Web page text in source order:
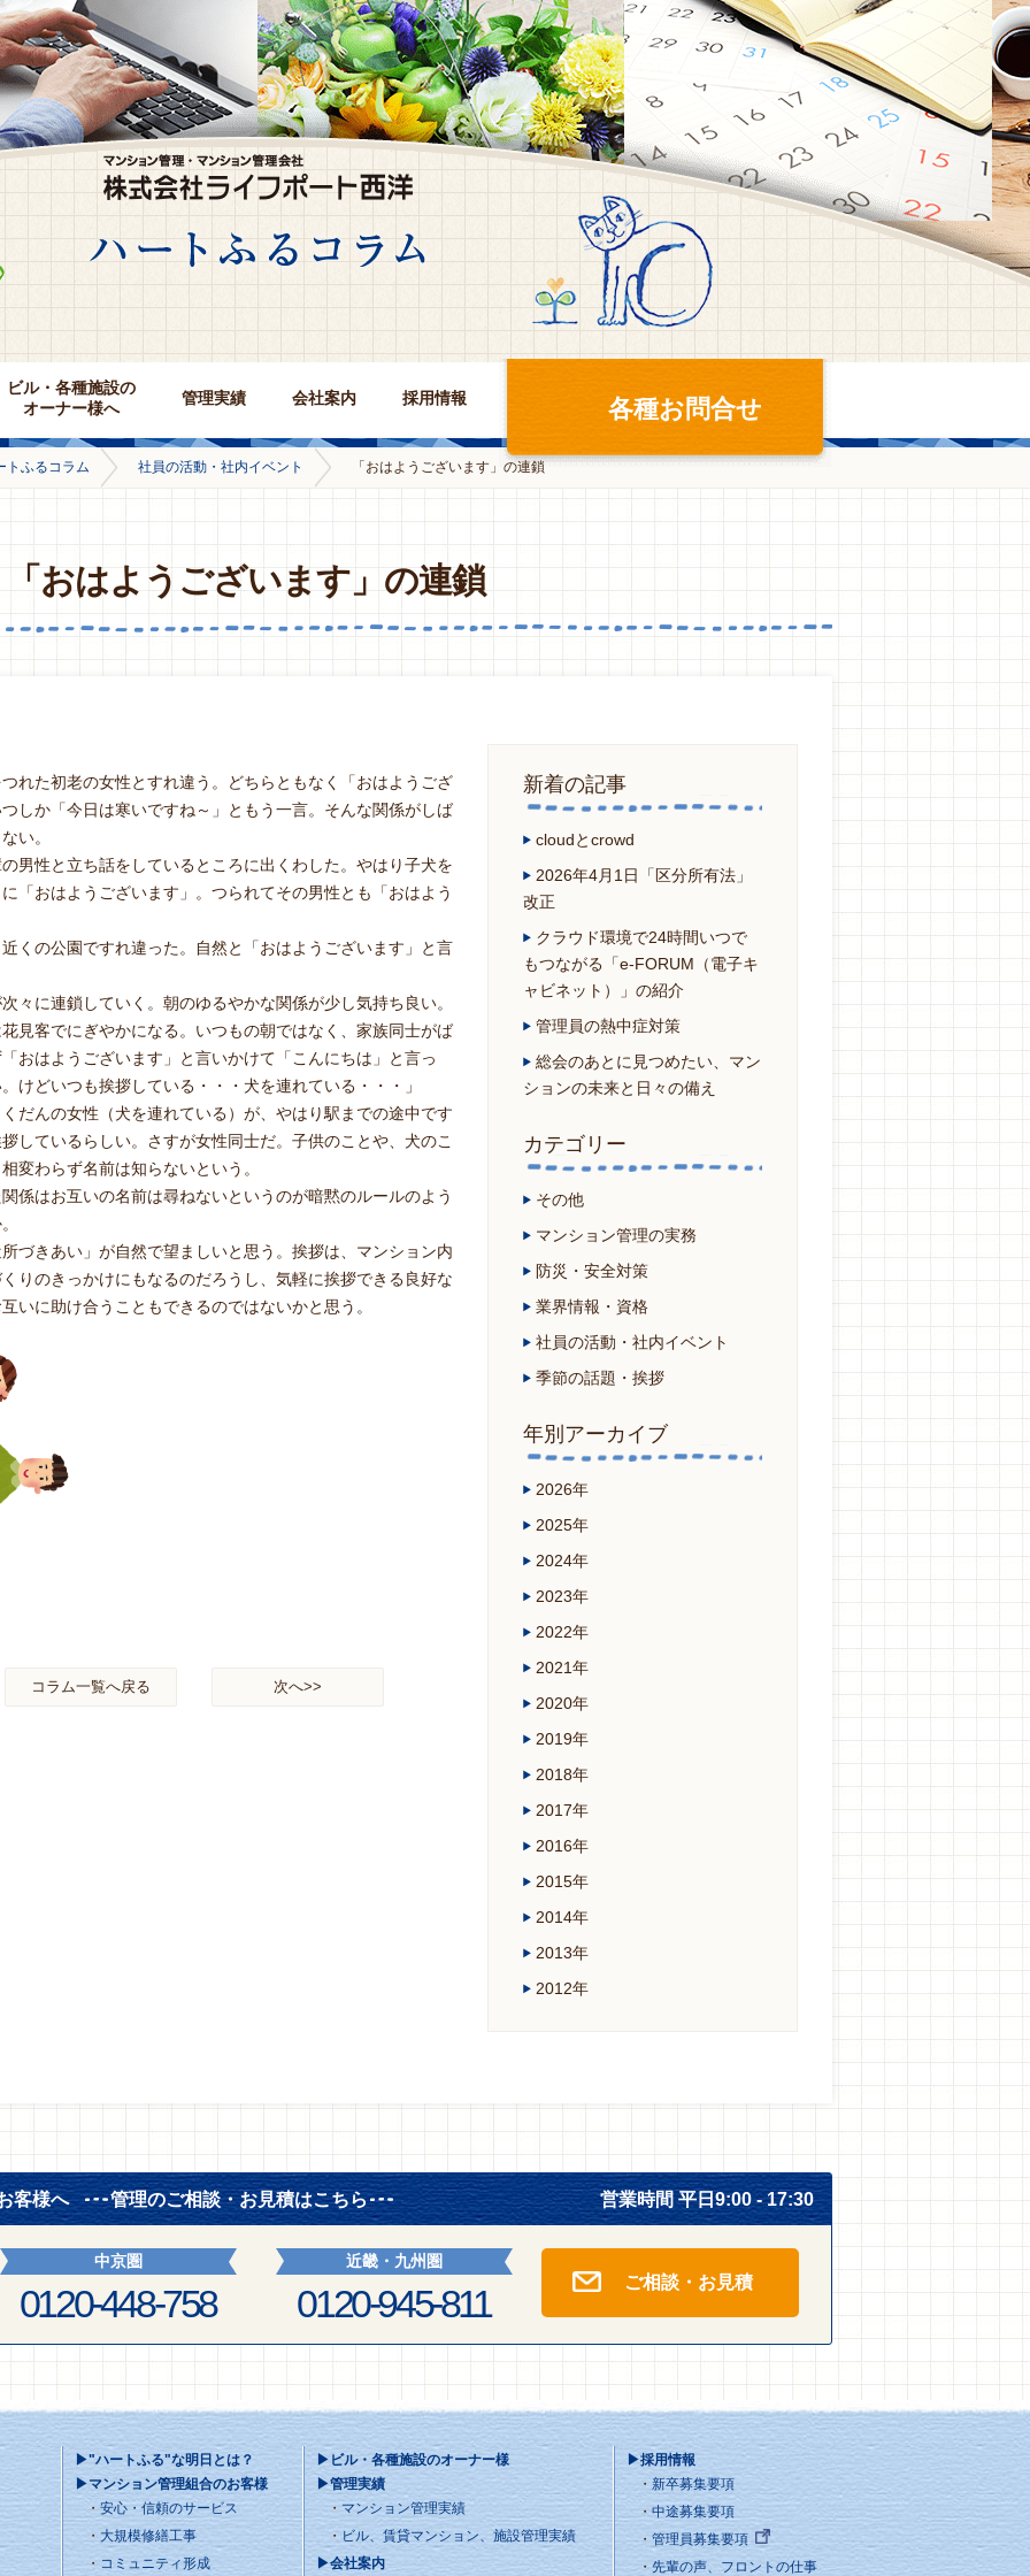
ビル・各種施設の
オーナー様へ
管理実績 会社案内 採用情報 各種お問合せ
トふるコラム 社員の活動・社内イベント 「おはようございます」の連鎖
「おはようございます」の連鎖
れた初老の女性とすれ違う。どちらともなく「おはようござ
しか「今日は寒いですね～」ともう一言。そんな関係がしば
い。
男性と立ち話をしているところに出くわした。やはり子犬を
「おはようございます」。つられてその男性とも「おはよう
くの公園ですれ違った。自然と「おはようございます」と言
々に連鎖していく。朝のゆるやかな関係が少し気持ち良い。
見客でにぎやかになる。いつもの朝ではなく、家族同士がば
おはようございます」と言いかけて「こんにちは」と言っ
けどいつも挨拶している・・・犬を連れている・・・」
だんの女性（犬を連れている）が、やはり駅までの途中です
しているらしい。さすが女性同士だ。子供のことや、犬のこ
変わらず名前は知らないという。
係はお互いの名前は尋ねないというのが暗黙のルールのよう
づきあい」が自然で望ましいと思う。挨拶は、マンション内
りのきっかけにもなるのだろうし、気軽に挨拶できる良好な
いに助け合うこともできるのではないかと思う。
コラム一覧へ戻る 次へ>>
新着の記事
cloudとcrowd
2026年4月1日「区分所有法」
改正
クラウド環境で24時間いつで
もつながる「e-FORUM（電子キ
ャビネット）」の紹介
管理員の熱中症対策
総会のあとに見つめたい、マン
ションの未来と日々の備え
カテゴリー
その他
マンション管理の実務
防災・安全対策
業界情報・資格
社員の活動・社内イベント
季節の話題・挨拶
年別アーカイブ
2026年
2025年
2024年
2023年
2022年
2021年
2020年
2019年
2018年
2017年
2016年
2015年
2014年
2013年
2012年
客様へ 管理のご相談・お見積はこちら 営業時間 平日9:00 - 17:30
中京圏
0120-448-758
近畿・九州圏
0120-945-811 ご相談・お見積
▶"ハートふる"な明日とは？
▶マンション管理組合のお客様
安心・信頼のサービス
大規模修繕工事
コミュニティ形成
▶ビル・各種施設のオーナー様
▶管理実績
マンション管理実績
ビル、賃貸マンション、施設管理実績
▶会社案内
▶採用情報
新卒募集要項
中途募集要項
管理員募集要項
先輩の声、フロントの仕事